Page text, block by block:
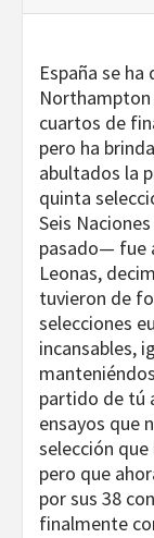
España se
Northampton
cuartos de
pero ha
abultados la
quinta
Seis
pasado— fue
Leonas,
tuvieron de
selecciones
incansables,
partido de tú
ensayos que
selección
pero que
por sus 38
finalmente